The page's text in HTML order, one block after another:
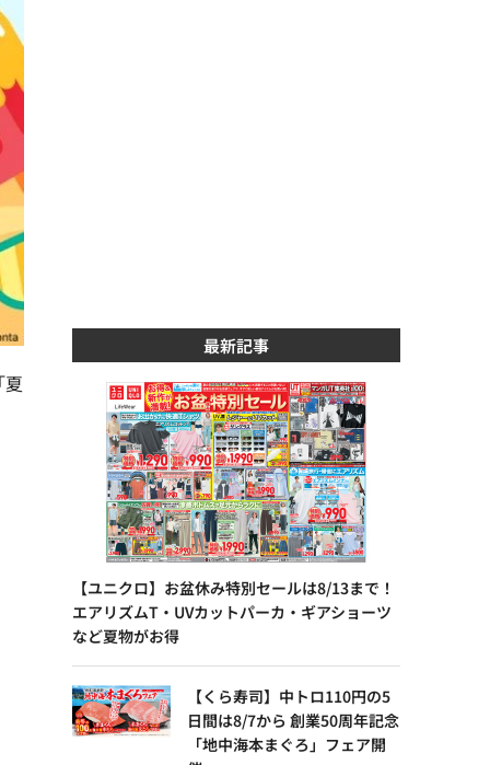
最新記事
【ユニクロ】お盆休み特別セールは8/13まで！
エアリズムT・UVカットパーカ・ギアショーツ
など夏物がお得
【くら寿司】中トロ110円の5
日間は8/7から 創業50周年記念
「地中海本まぐろ」フェア開